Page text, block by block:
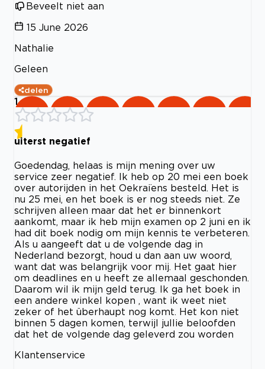
Beveelt niet aan
15 June 2026
Nathalie
Geleen
delen
1
uiterst negatief
Goedendag, helaas is mijn mening over uw
service zeer negatief. Ik heb op 20 mei een boek
over autorijden in het Oekraïens besteld. Het is
nu 25 mei, en het boek is er nog steeds niet. Ze
schrijven alleen maar dat het er binnenkort
aankomt, maar ik heb mijn examen op 2 juni en ik
had dit boek nodig om mijn kennis te verbeteren.
Als u aangeeft dat u de volgende dag in
Nederland bezorgt, houd u dan aan uw woord,
want dat was belangrijk voor mij. Het gaat hier
om deadlines en u heeft ze allemaal geschonden.
Daarom wil ik mijn geld terug. Ik ga het boek in
een andere winkel kopen , want ik weet niet
zeker of het überhaupt nog komt. Het kon niet
binnen 5 dagen komen, terwijl jullie beloofden
dat het de volgende dag geleverd zou worden
Klantenservice